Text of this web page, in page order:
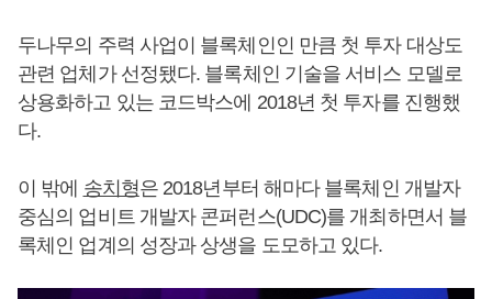
두나무의 주력 사업이 블록체인인 만큼 첫 투자 대상도
관련 업체가 선정됐다. 블록체인 기술을 서비스 모델로
상용화하고 있는 코드박스에 2018년 첫 투자를 진행했
다.
이 밖에 송치형은 2018년부터 해마다 블록체인 개발자
중심의 업비트 개발자 콘퍼런스(UDC)를 개최하면서 블
록체인 업계의 성장과 상생을 도모하고 있다.